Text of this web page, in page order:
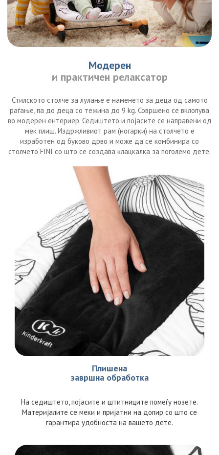
Модерен
и практичен релаксатор
Стилското столче за лулање е наменето за деца од самото
раѓање, па до деца со тежина до 9 kg. Совршено се вклопува
во модерен ентериер. Седиштето и појасите се направени од
мек плиш. Издржливиот рам (ногарки) на столчето е
изработен од буково дрво и може да се комбинира со
столчето FINI со што се создава клацкалка за поголемо дете.
Плишена
завршна обработка
На седиштето, појасите и штитниците помеѓу нозете.
Материјалите се меки и пријатни на допир со што се
гарантира удобноста на вашето дете.